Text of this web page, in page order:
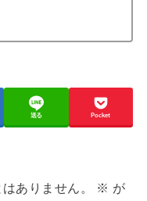
送る Pocket
ありません。 ※ が